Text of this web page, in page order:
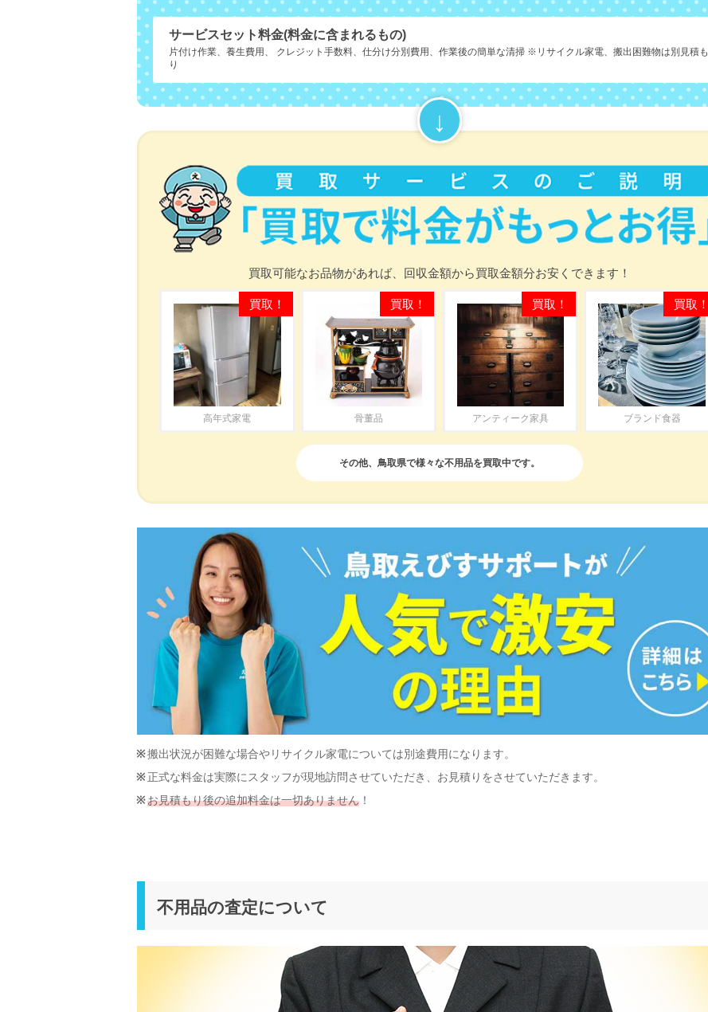
サービスセット料金(料金に含まれるもの)
片付け作業、養生費用、 クレジット手数料、仕分け分別費用、作業後の簡単な清掃 ※リサイクル家電、搬出困難物は別見積も
り
買取可能なお品物があれば、 回収金額から買取金額分お安くできます！
高年式家電 骨董品 アンティーク家具 ブランド食器
その他、鳥取県で様々な不用品を買取中です。
搬出状況が困難な場合やリサイクル家電については別途費用になります。
正式な料金は実際にスタッフが現地訪問させていただき、お見積りをさせていただきます。
お見積もり後の追加料金は一切ありません！
不用品の査定について